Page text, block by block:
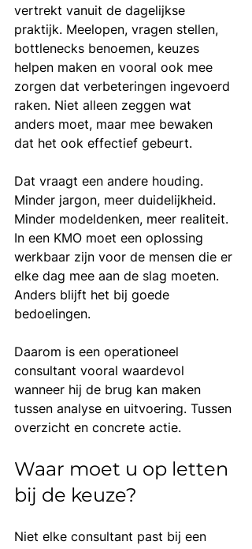
vertrekt vanuit de dagelijkse
praktijk. Meelopen, vragen stellen,
bottlenecks benoemen, keuzes
helpen maken en vooral ook mee
zorgen dat verbeteringen ingevoerd
raken. Niet alleen zeggen wat
anders moet, maar mee bewaken
dat het ook effectief gebeurt.
Dat vraagt een andere houding.
Minder jargon, meer duidelijkheid.
Minder modeldenken, meer realiteit.
In een KMO moet een oplossing
werkbaar zijn voor de mensen die er
elke dag mee aan de slag moeten.
Anders blijft het bij goede
bedoelingen.
Daarom is een operationeel
consultant vooral waardevol
wanneer hij de brug kan maken
tussen analyse en uitvoering. Tussen
overzicht en concrete actie.
Waar moet u op letten
bij de keuze?
Niet elke consultant past bij een